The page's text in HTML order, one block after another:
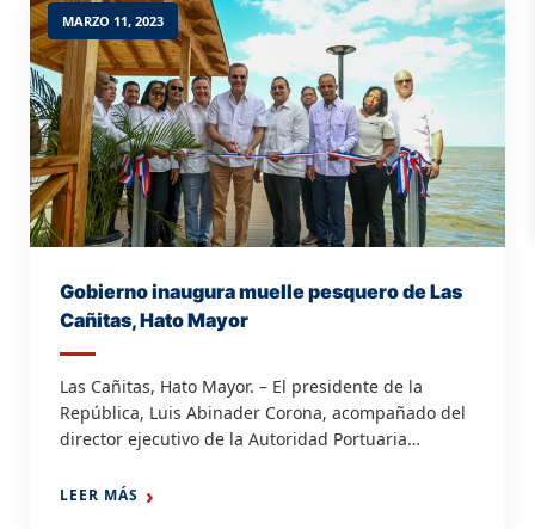
MARZO 11, 2023
Gobierno inaugura muelle pesquero de Las
Cañitas, Hato Mayor
Las Cañitas, Hato Mayor. – El presidente de la
República, Luis Abinader Corona, acompañado del
director ejecutivo de la Autoridad Portuaria
inauguró este viernes el Muelle Pesquero y
LEER MÁS